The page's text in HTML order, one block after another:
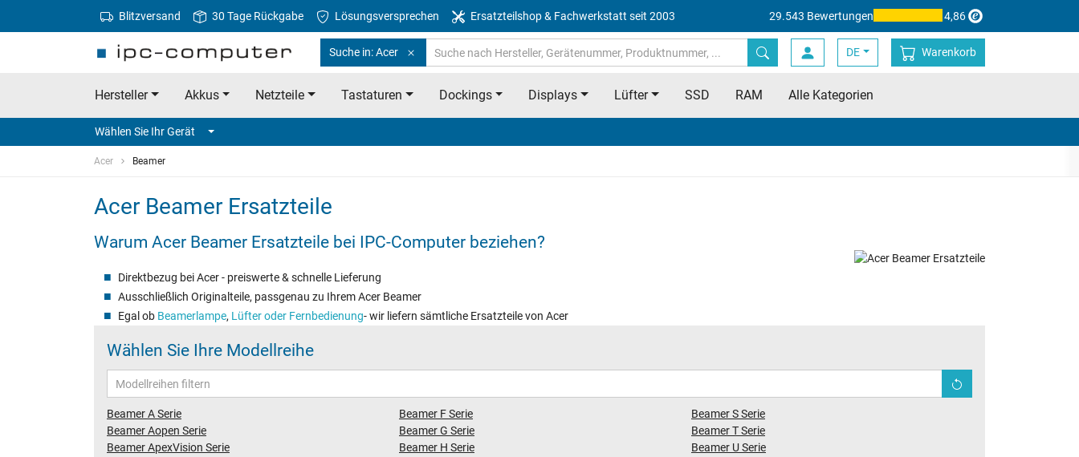
Blitzversand 30 Tage Rückgabe Lösungsversprechen Ersatzteilshop & Fachwerkstatt seit 2003 29.543 Bewertungen 4,86
Suche in: Acer DE Warenkorb
Hersteller Akkus Netzteile Tastaturen Dockings Displays Lüfter SSD RAM Alle Kategorien
Wählen Sie Ihr Gerät
Acer Beamer
Acer Beamer Ersatzteile
Warum Acer Beamer Ersatzteile bei IPC-Computer beziehen?
Direktbezug bei Acer - preiswerte & schnelle Lieferung
Ausschließlich Originalteile, passgenau zu Ihrem Acer Beamer
Egal ob Beamerlampe, Lüfter oder Fernbedienung- wir liefern sämtliche Ersatzteile von Acer
Wählen Sie Ihre Modellreihe
Beamer A Serie
Beamer Aopen Serie
Beamer ApexVision Serie
Beamer F Serie
Beamer G Serie
Beamer H Serie
Beamer S Serie
Beamer T Serie
Beamer U Serie